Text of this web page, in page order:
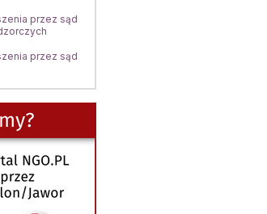
przez sąd
przez sąd